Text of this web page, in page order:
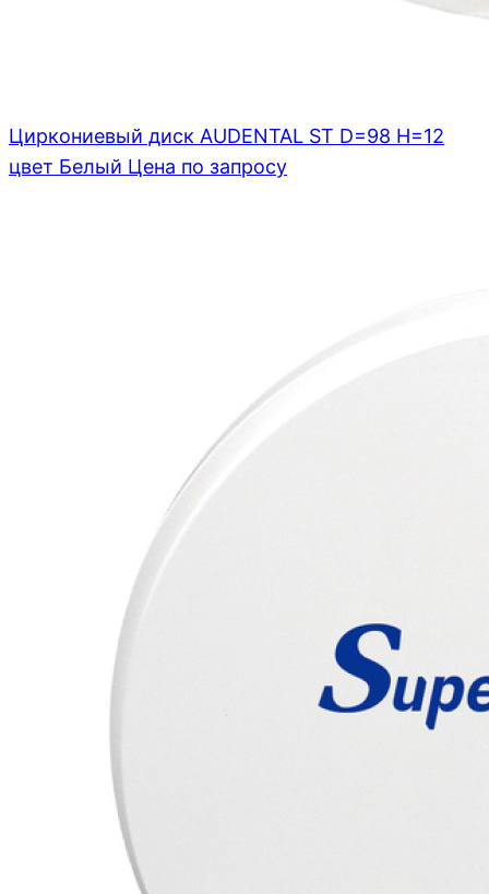
Циркониевый диск AUDENTAL ST D=98 H=12
цвет Белый Цена по запросу